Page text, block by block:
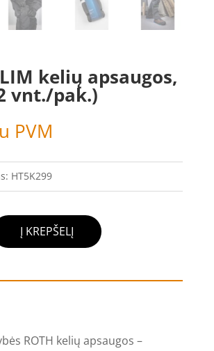
kelių apsaugos,
vnt./pak.)
PVM
HT5K299
Į KREPŠELĮ
ROTH kelių apsaugos –